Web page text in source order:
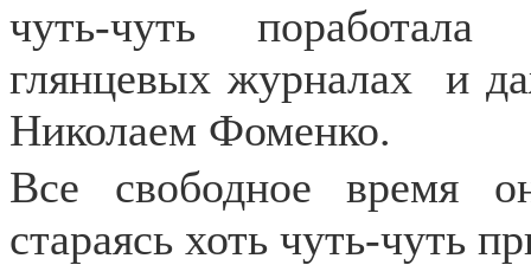
чуть-чуть
глянцевых журналах
и
Николаем Фоменко.
Все свободное время
стараясь хоть чуть-чуть